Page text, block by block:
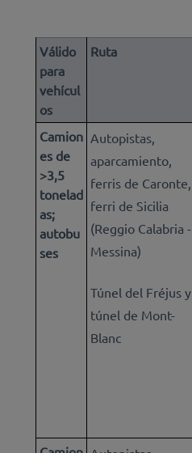
Válido
para
vehícul
os
Ruta
Camion
es de
>3,5
tonelad
as;
autobu
ses
Autopistas,
aparcamiento,
ferris de Caronte,
ferri de Sicilia
(Reggio Calabria -
Messina)
Túnel del Fréjus y
túnel de Mont-
Blanc